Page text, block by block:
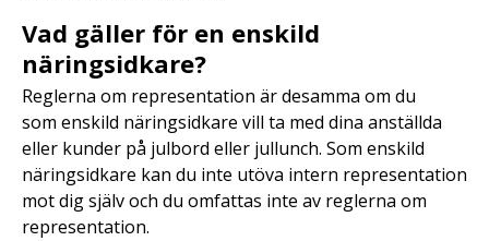
Vad gäller för en enskild
näringsidkare?
Reglerna om representation är desamma om du
som enskild näringsidkare vill ta med dina anställda
eller kunder på julbord eller jullunch. Som enskild
näringsidkare kan du inte utöva intern representation
mot dig själv och du omfattas inte av reglerna om
representation.